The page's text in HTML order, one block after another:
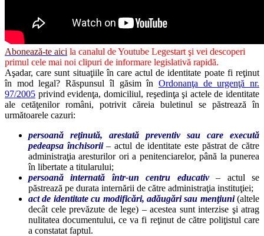
Abonează-te aici la canalul de Youtube Legestart şi vei descoperi
primul cele mai noi clipuri de informare legislativă rapidă.
Aşadar, care sunt situaţiile în care actul de identitate poate fi reţinut
în mod legal? Răspunsul îl găsim în Ordonanţa de urgenţă nr.
97/2005 privind evidenţa, domiciliul, reşedinţa şi actele de identitate
ale cetăţenilor români, potrivit căreia buletinul se păstrează în
următoarele cazuri:
persoană reţinută, arestată preventiv sau care execută
pedeapsa închisorii– actul de identitate este păstrat de către
administraţia aresturilor ori a penitenciarelor, până la punerea
în libertate a titularului;
persoană internată într-un centru educativ
– actul se
păstrează pe durata internării de către administraţia instituţiei;
act de identitate cu modificări, adăugări sau menţiuni(altele
decât cele prevăzute de lege) – acestea sunt interzise şi atrag
nulitatea documentului, ce va fi reţinut de către poliţistul care
a constatat faptul.